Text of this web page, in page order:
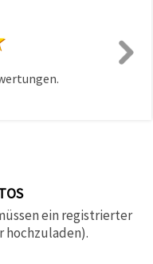
ein registrierter
hochzuladen).